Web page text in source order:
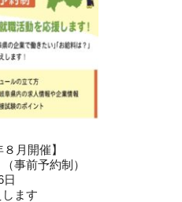
月開催】
事前予約制）
ます